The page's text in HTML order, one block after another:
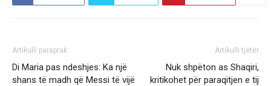
Artikulli paraprak
Di Maria pas ndeshjes: Ka një
shans të madh që Messi të vijë
Artikulli tjetër
Nuk shpëton as Shaqiri,
kritikohet për paraqitjen e tij